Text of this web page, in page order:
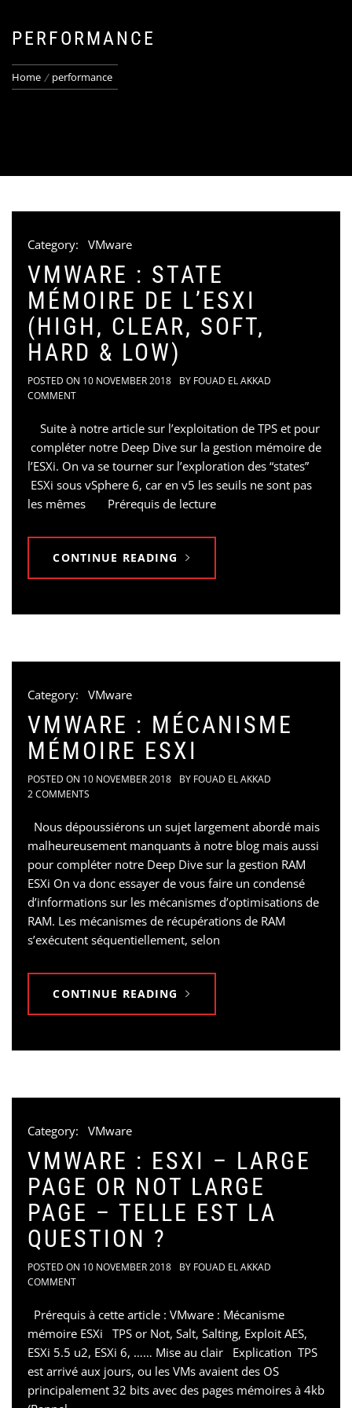
PERFORMANCE
Home performance
Category: VMware
VMWARE : STATE
MÉMOIRE DE L’ESXI
(HIGH, CLEAR, SOFT,
HARD & LOW)
POSTED ON 10 NOVEMBER 2018 BY FOUAD EL AKKAD
COMMENT
Suite à notre article sur l’exploitation de TPS et pour
compléter notre Deep Dive sur la gestion mémoire de
l’ESXi. On va se tourner sur l’exploration des “states”
ESXi sous vSphere 6, car en v5 les seuils ne sont pas
les mêmes Prérequis de lecture
CONTINUE READING
Category: VMware
VMWARE : MÉCANISME
MÉMOIRE ESXI
POSTED ON 10 NOVEMBER 2018 BY FOUAD EL AKKAD
2 COMMENTS
Nous dépoussiérons un sujet largement abordé mais
malheureusement manquants à notre blog mais aussi
pour compléter notre Deep Dive sur la gestion RAM
ESXi On va donc essayer de vous faire un condensé
d’informations sur les mécanismes d’optimisations de
RAM. Les mécanismes de récupérations de RAM
s’exécutent séquentiellement, selon
CONTINUE READING
Category: VMware
VMWARE : ESXI – LARGE
PAGE OR NOT LARGE
PAGE – TELLE EST LA
QUESTION ?
POSTED ON 10 NOVEMBER 2018 BY FOUAD EL AKKAD
COMMENT
Prérequis à cette article : VMware : Mécanisme
mémoire ESXi TPS or Not, Salt, Salting, Exploit AES,
ESXi 5.5 u2, ESXi 6, …… Mise au clair Explication TPS
est arrivé aux jours, ou les VMs avaient des OS
principalement 32 bits avec des pages mémoires à 4kb